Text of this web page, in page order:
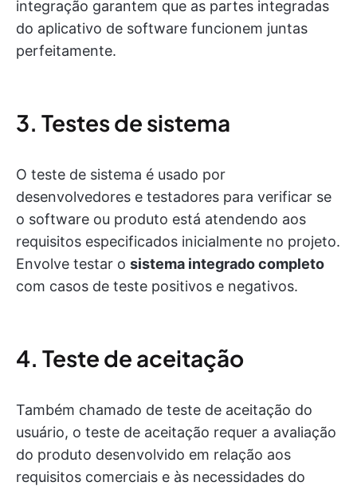
integração garantem que as partes integradas
do aplicativo de software funcionem juntas
perfeitamente.
3. Testes de sistema
O teste de sistema é usado por
desenvolvedores e testadores para verificar se
o software ou produto está atendendo aos
requisitos especificados inicialmente no projeto.
Envolve testar o sistema integrado completo
com casos de teste positivos e negativos.
4. Teste de aceitação
Também chamado de teste de aceitação do
usuário, o teste de aceitação requer a avaliação
do produto desenvolvido em relação aos
requisitos comerciais e às necessidades do